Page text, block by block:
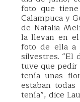
foto que
Calampuca y
de Natalia
la llevan en
foto de ella a
silvestres. “El
tuve que pedir
tenía unas
estaban
tenía”, dice